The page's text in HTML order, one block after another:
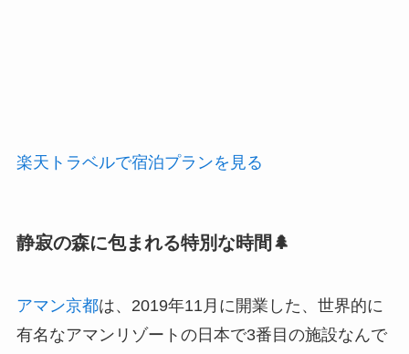
楽天トラベルで宿泊プランを見る
静寂の森に包まれる特別な時間🌲
アマン京都は、2019年11月に開業した、世界的に
有名なアマンリゾートの日本で3番目の施設なんで